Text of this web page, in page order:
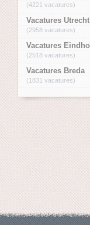
(4221 vacatures)
Vacatures Utrecht
(2958 vacatures)
Vacatures
(2518 vacatures)
Vacatures Breda
(1831 vacatures)